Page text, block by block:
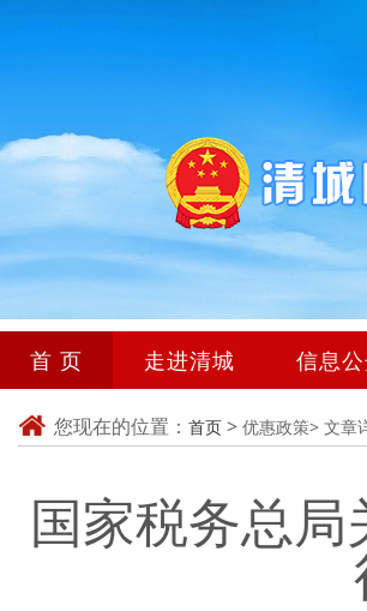
首 页 走进清城 信息
您现在的位置： 首页 > 优惠政策> 文章
国家税务总